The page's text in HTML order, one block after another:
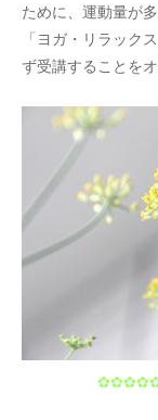
ために、運動量が
「ヨガ・リラック
ず受講することを